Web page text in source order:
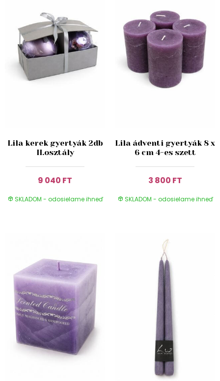
Lila kerek gyertyák 2db
II.osztály
9 040 FT
SKLADOM - odosielame ihneď
Lila ádventi gyertyák 8 x
6 cm 4-es szett
3 800 FT
SKLADOM - odosielame ihneď